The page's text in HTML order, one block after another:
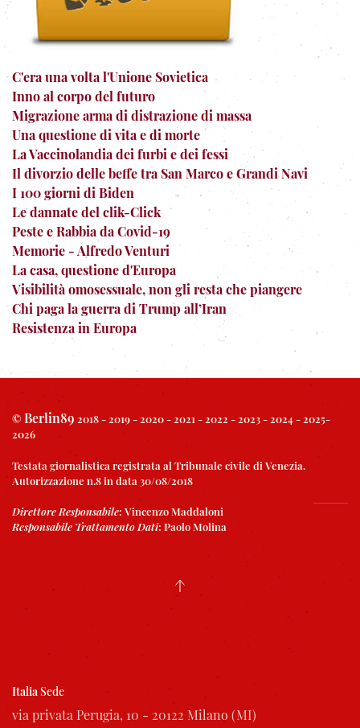
C'era una volta l'Unione Sovietica
Inno al corpo del futuro
Migrazione arma di distrazione di massa
Una questione di vita e di morte
La Vaccinolandia dei furbi e dei fessi
Il divorzio delle beffe tra San Marco e Grandi Navi
I 100 giorni di Biden
Le dannate del clik-Click
Peste e Rabbia da Covid-19
Memorie - Alfredo Venturi
La casa, questione d'Europa
Visibilità omosessuale, non gli resta che piangere
Chi paga la guerra di Trump all’Iran
Resistenza in Europa
© Berlin89 2018 - 2019 - 2020 - 2021 - 2022 - 2023 - 2024 - 2025-
2026
Testata giornalistica registrata al Tribunale civile di Venezia.
Autorizzazione n.8 in data 30/08/2018
Direttore Responsabile: Vincenzo Maddaloni
Responsabile Trattamento Dati: Paolo Molina
ItaliaSede
via privata Perugia, 10 - 20122 Milano (MI)